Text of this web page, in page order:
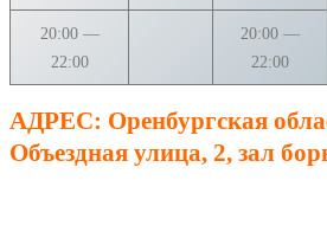
20:00 —
22:00
20:00 —
22:00
АДРЕС: Оренбургская
Объездная улица, 2, зал